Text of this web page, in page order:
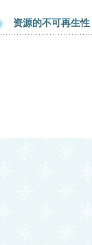
资源的不可再生